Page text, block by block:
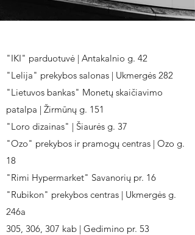
"IKI" parduotuvė | Antakalnio g. 42
"Lelija" prekybos salonas | Ukmergės 282
"Lietuvos bankas" Monetų skaičiavimo
patalpa | Žirmūnų g. 151
"Loro dizainas" | Šiaurės g. 37
"Ozo" prekybos ir pramogų centras | Ozo g.
18
"Rimi Hypermarket" Savanorių pr. 16
"Rubikon" prekybos centras | Ukmergės g.
246a
305, 306, 307 kab | Gedimino pr. 53